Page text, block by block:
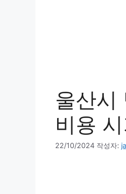
울산시
비용
22/10/2024 작성자: